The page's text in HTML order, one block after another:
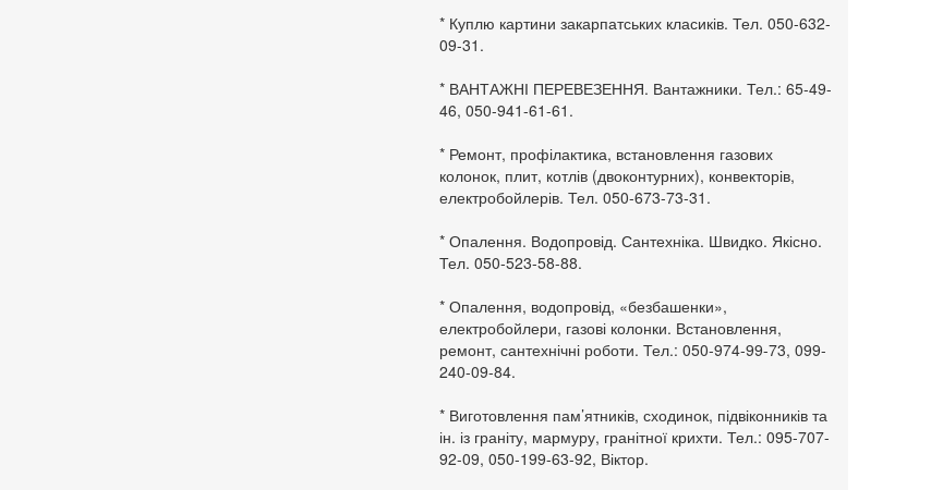
* Куплю картини закарпатських класиків. Тел. 050-632-
09-31.
* ВАНТАЖНІ ПЕРЕВЕЗЕННЯ. Вантажники. Тел.: 65-49-
46, 050-941-61-61.
* Ремонт, профілактика, встановлення газових
колонок, плит, котлів (двоконтурних), конвекторів,
електробойлерів. Тел. 050-673-73-31.
* Опалення. Водопровід. Сантехніка. Швидко. Якісно.
Тел. 050-523-58-88.
* Опалення, водопровід, «безбашенки»,
електробойлери, газові колонки. Встановлення,
ремонт, сантехнічні роботи. Тел.: 050-974-99-73, 099-
240-09-84.
* Виготовлення пам’ятників, сходинок, підвіконників та
ін. із граніту, мармуру, гранітної крихти. Тел.: 095-707-
92-09, 050-199-63-92, Віктор.